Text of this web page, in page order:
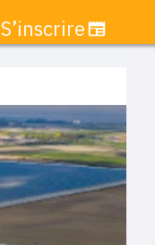
S’inscrire